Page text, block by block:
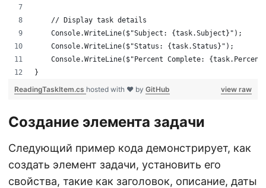
    // Display task details
    Console.WriteLine($"Subject: {task.Subject}");
    Console.WriteLine($"Status: {task.Status}");
Console.WriteLine($"Percent Complete:
}
view raw
ReadingTaskItem.cs hosted with ❤ by GitHub
Создание элемента задачи
Следующий пример кода демонстрирует, как
создать элемент задачи, установить его
свойства, такие как заголовок, описание, даты